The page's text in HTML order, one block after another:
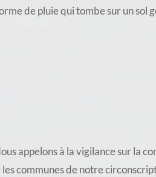
de pluie qui tombe sur un sol
appelons à la vigilance sur la
communes de notre